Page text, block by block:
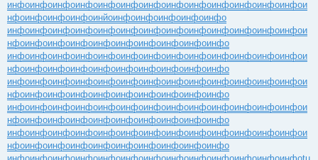
инфоинфоинфоинфоинфоинфоинфоинфоинфоинфоинфоинфоинфои
нфоинфоинфоинфоинйоинфоинфоинфоинфоинфо
инфоинфоинфоинфоинфоинфоинфоинфоинфоинфоинфоинфоинфои
нфоинфоинфоинфоинфоинфоинфоинфоинфоинфо
инфоинфоинфоинфоинфоинфоинфоинфоинфоинфоинфоинфоинфои
нфоинфоинфоинфоинфоинфоинфоинфоинфоинфо
инфоинфоинфоинфоинфоинфоинфоинфоинфоинфоинфоинфоинфои
нфоинфоинфоинфоинфоинфоинфоинфоинфоинфо
инфоинфоинфоинфоинфоинфоинфоинфоинфоинфоинфоинфоинфои
нфоинфоинфоинфоинфоинфоинфоинфоинфоинфо
инфоинфоинфоинфоинфоинфоинфоинфоинфоинфоинфоинфоинфои
нфоинфоинфоинфоинфоинфоинфоинфоинфоинфо